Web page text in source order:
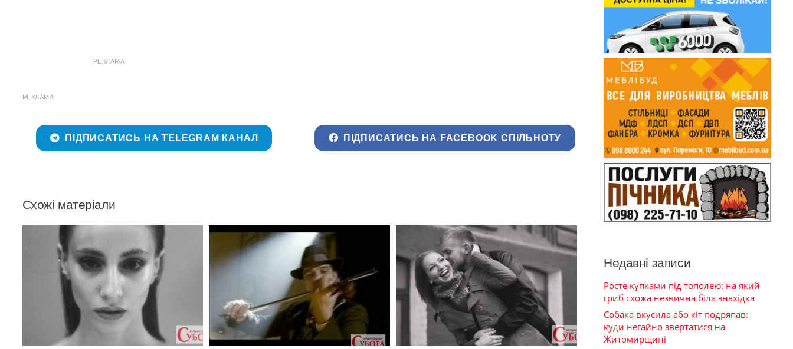
РЕКЛАМА
РЕКЛАМА
ПІДПИСАТИСЬ НА TELEGRAM КАНАЛ ПІДПИСАТИСЬ НА FACEBOOK СПІЛЬНОТУ
Схожі матеріали
Недавні записи
Росте купками під тополею: на який
гриб схожа незвична біла знахідка
Собака вкусила або кіт подряпав:
куди негайно звертатися на
Житомирщині